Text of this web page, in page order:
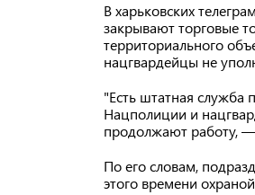
В харьковских
закрывают торговые
территориального
нацгвардейцы не
"Есть штатная служба
Нацполиции и
продолжают работу,
По его словам,
этого времени